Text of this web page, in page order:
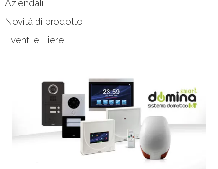
Aziendali
Novità di prodotto
Eventi e Fiere